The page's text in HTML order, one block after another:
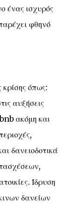
ισχυρός
φθηνό
όπως:
αυξήσεις
ακόμη και
δανειοδοτικά
Ίδρυση
δανείων